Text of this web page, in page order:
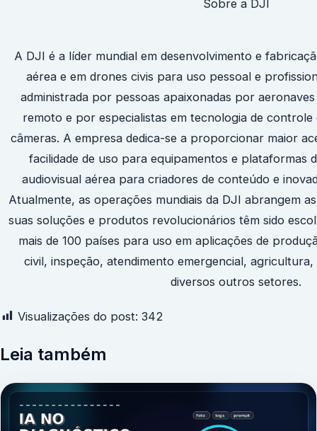
Sobre a DJI
A DJI é a líder mundial em desenvolvimento e
aérea e em drones civis para uso pessoal e
administrada por pessoas apaixonadas por
remoto e por especialistas em tecnologia de controle
câmeras. A empresa dedica-se a proporcionar maior
facilidade de uso para equipamentos e plataformas
audiovisual aérea para criadores de conteúdo e
Atualmente, as operações mundiais da DJI abrangem
suas soluções e produtos revolucionários têm sido
mais de 100 países para uso em aplicações de
civil, inspeção, atendimento emergencial,
diversos outros setores.
Visualizações do post: 342
Leia também